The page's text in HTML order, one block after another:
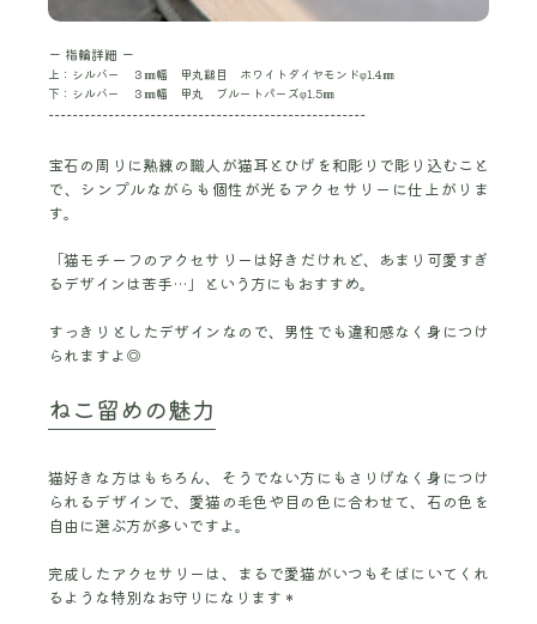
ー 指輪詳細 ー
上：シルバー ３㎜幅 甲丸鎚目 ホワイトダイヤモンドφ1.4㎜
下：シルバー ３㎜幅 甲丸 ブルートパーズφ1.5㎜
-----------------------------------------------------
宝石の周りに熟練の職人が猫耳とひげを和彫りで彫り込むこと
で、シンプルながらも個性が光るアクセサリーに仕上がりま
す。
「猫モチーフのアクセサリーは好きだけれど、あまり可愛すぎ
るデザインは苦手…」という方にもおすすめ。
すっきりとしたデザインなので、男性でも違和感なく身につけ
られますよ◎
ねこ留めの魅力
猫好きな方はもちろん、そうでない方にもさりげなく身につけ
られるデザインで、愛猫の毛色や目の色に合わせて、石の色を
自由に選ぶ方が多いですよ。
完成したアクセサリーは、まるで愛猫がいつもそばにいてくれ
るような特別なお守りになります＊